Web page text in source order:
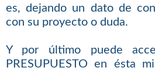
es, dejando un dato de
con su proyecto o duda.
Y por último puede
PRESUPUESTO en ésta